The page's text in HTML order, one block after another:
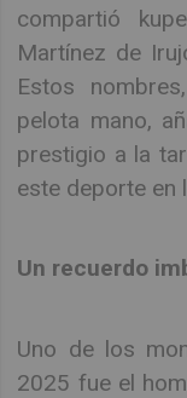
compartió
Martínez de
Estos
pelota mano,
prestigio a la
este deporte en
Un recuerdo
Uno de los
2025 fue el